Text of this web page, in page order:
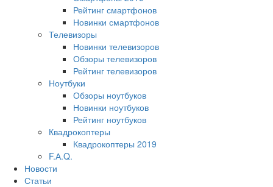
Рейтинг смартфонов
Новинки смартфонов
Телевизоры
Новинки телевизоров
Обзоры телевизоров
Рейтинг телевизоров
Ноутбуки
Обзоры ноутбуков
Новинки ноутбуков
Рейтинг ноутбуков
Квадрокоптеры
Квадрокоптеры 2019
F.А.Q.
Новости
Статьи